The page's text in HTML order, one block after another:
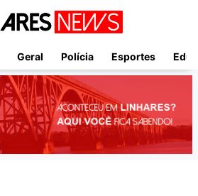
Geral Polícia Esportes